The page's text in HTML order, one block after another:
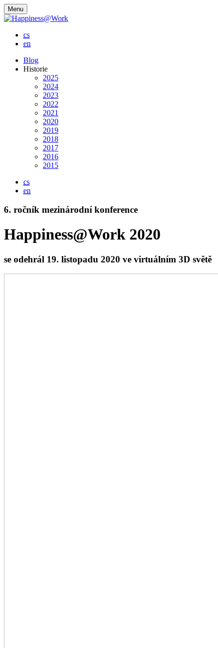
Menu
cs
en
Blog
Historie
2025
2024
2023
2022
2021
2020
2019
2018
2017
2016
2015
cs
en
6. ročník mezinárodní konference
Happiness@Work 2020
se odehrál 19. listopadu 2020 ve virtuálním 3D světě